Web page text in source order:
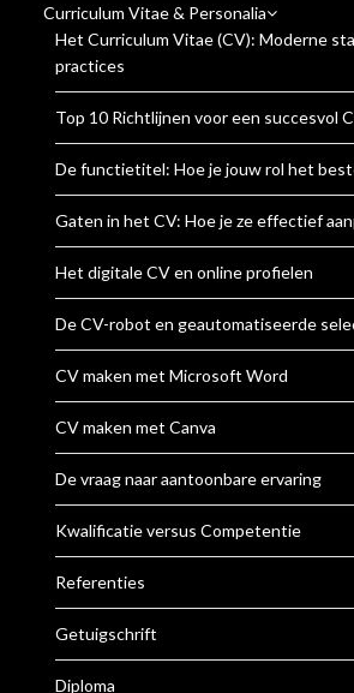
Curriculum Vitae & Personalia
Het Curriculum Vitae (CV): Moderne
practices
Top 10 Richtlijnen voor een succesvol
De functietitel: Hoe je jouw rol het
Gaten in het CV: Hoe je ze effectief
Het digitale CV en online profielen
De CV-robot en geautomatiseerde
CV maken met Microsoft Word
CV maken met Canva
De vraag naar aantoonbare ervaring
Kwalificatie versus Competentie
Referenties
Getuigschrift
Diploma